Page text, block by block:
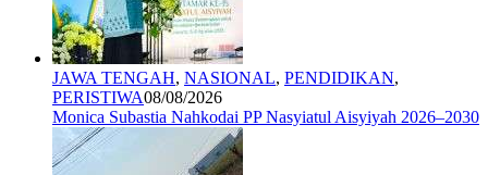
JAWA TENGAH, NASIONAL, PENDIDIKAN,
PERISTIWA08/08/2026
Monica Subastia Nahkodai PP Nasyiatul Aisyiyah 2026–2030